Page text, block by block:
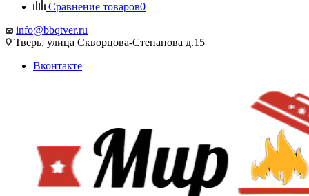
Сравнение товаров0
info@bbqtver.ru
Тверь, улица Скворцова-Степанова д.15
Вконтакте